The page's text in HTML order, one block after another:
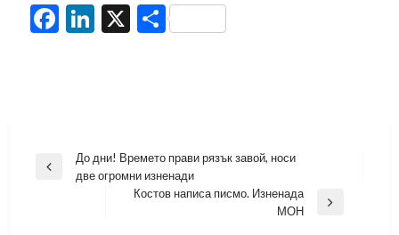
Facebook
LinkedIn
X Share
Навигация
Previous
До дни! Времето прави рязък завой, носи
две огромни изненади
Костов написа писмо. Изненада
МОН